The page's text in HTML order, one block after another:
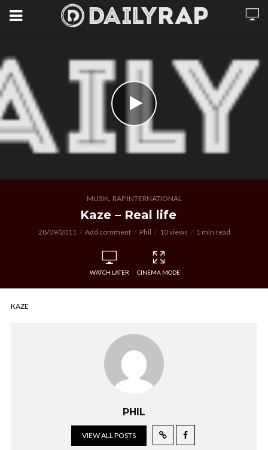
MUSIK, RAP INTERNATIONAL
Kaze – Real life
28/09/2011 Add comment Phil 10 views 1 min read
WATCH LATER CINEMA MODE
KAZE
PHIL
VIEW ALL POSTS